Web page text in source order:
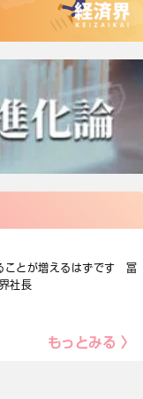
ことが増えるはずです 冨
社長
もっとみる 〉